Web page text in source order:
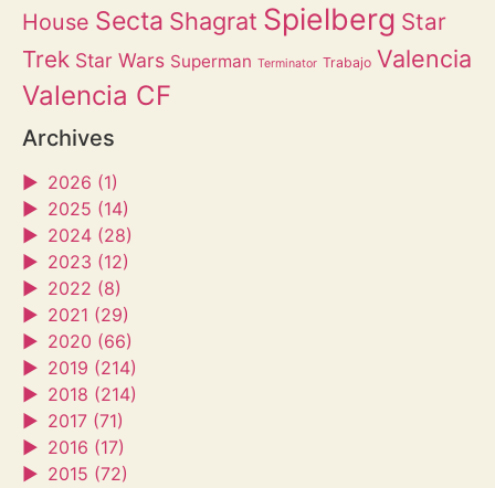
House Secta Shagrat Spielberg Star
Trek Star Wars Superman Terminator Trabajo Valencia
Valencia CF
Archives
► 2026 (1)
► 2025 (14)
► 2024 (28)
► 2023 (12)
► 2022 (8)
► 2021 (29)
► 2020 (66)
► 2019 (214)
► 2018 (214)
► 2017 (71)
► 2016 (17)
► 2015 (72)